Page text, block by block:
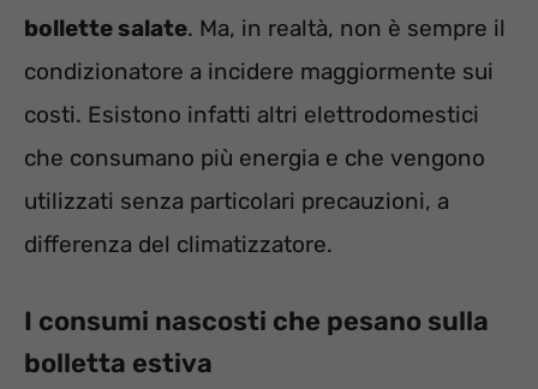
bollette salate. Ma, in realtà, non è sempre il
condizionatore a incidere maggiormente sui
costi. Esistono infatti altri elettrodomestici
che consumano più energia e che vengono
utilizzati senza particolari precauzioni, a
differenza del climatizzatore.
I consumi nascosti che pesano sulla
bolletta estiva